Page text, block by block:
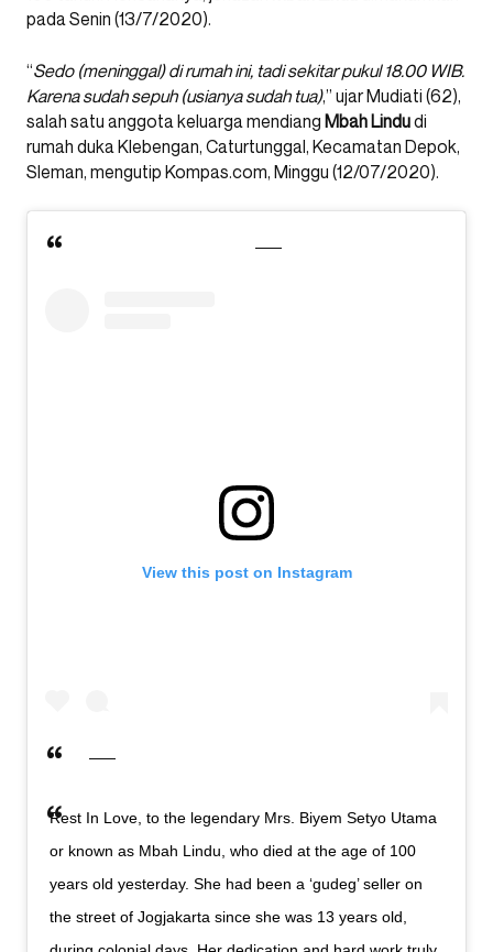
pada Senin (13/7/2020).
“Sedo (meninggal) di rumah ini, tadi sekitar pukul 18.00 WIB.
Karena sudah sepuh (usianya sudah tua),” ujar Mudiati (62),
salah satu anggota keluarga mendiang Mbah Lindudi
rumah duka Klebengan, Caturtunggal, Kecamatan Depok,
Sleman, mengutip Kompas.com, Minggu (12/07/2020).
View this post on Instagram
Rest In Love, to the legendary Mrs. Biyem Setyo Utama
or known as Mbah Lindu, who died at the age of 100
years old yesterday. She had been a ‘gudeg’ seller on
the street of Jogjakarta since she was 13 years old,